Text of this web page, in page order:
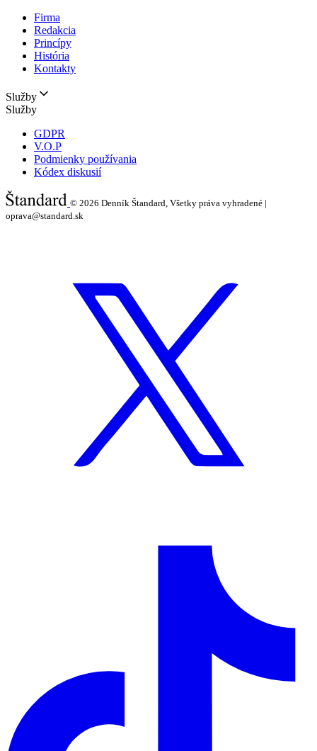
Firma
Redakcia
Princípy
História
Kontakty
Služby
Služby
GDPR
V.O.P
Podmienky používania
Kódex diskusií
© 2026 Denník Štandard, Všetky práva vyhradené |
oprava@standard.sk